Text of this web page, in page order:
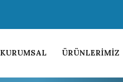
KURUMSAL ÜRÜNLERİMİZ